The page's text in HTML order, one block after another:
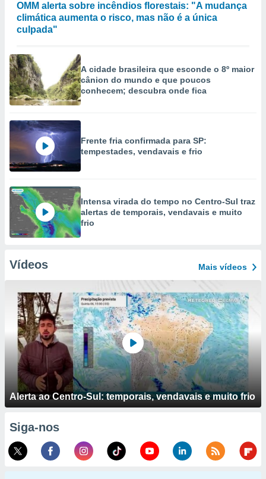
OMM alerta sobre incêndios florestais: "A mudança
climática aumenta o risco, mas não é a única
culpada"
A cidade brasileira que esconde o 8º maior
cânion do mundo e que poucos
conhecem; descubra onde fica
Frente fria confirmada para SP:
tempestades, vendavais e frio
Intensa virada do tempo no Centro-Sul traz
alertas de temporais, vendavais e muito
frio
Vídeos Mais vídeos
Alerta ao Centro-Sul: temporais, vendavais e muito frio
Siga-nos